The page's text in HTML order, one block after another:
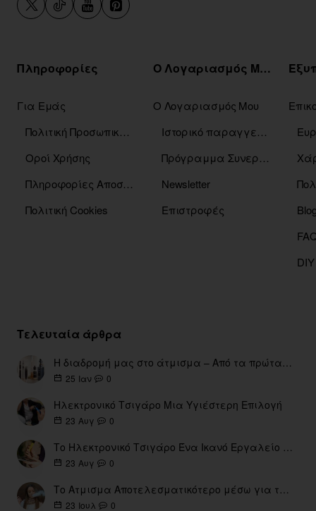
Πληροφορίες
Για Εμάς
Πολιτική Προσωπικών Δεδομένων
Οροί Χρήσης
Πληροφορίες Αποστόλης
Πολιτική Cookies
Ο Λογαριασμός Μου
Ο Λογαριασμός Μου
Ιστορικό παραγγελιών
Πρόγραμμα Συνεργατών
Newsletter
Επιστροφές
Τελευταία άρθρα
Η διαδρομή μας στο άτμισμα – Από τα πρώτα eGo έως τη σύγχρονη εποχή
25 Ιαν 0
Ηλεκτρονικό Τσιγάρο Μια Υγιέστερη Επιλογή
23 Αυγ 0
Το Ηλεκτρονικό Τσιγάρο Ένα Ικανό Εργαλείο για τη Διακοπή του Καπνίσματος
23 Αυγ 0
Το Ατμισμα Αποτελεσματικότερο μέσω για την διακοπή Καπνίσματος
23 Ιουλ 0